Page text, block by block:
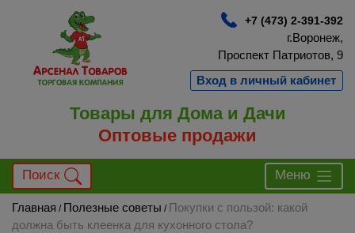
+7 (473) 2-391-392
г.Воронеж,
Проспект Патриотов, 9
Вход в личный кабинет
Товары для Дома и Дачи
Оптовые продажи
Поиск Меню
Главная / Полезные советы / Покупки с пользой: какой
должна быть клеенка для кухонного стола?